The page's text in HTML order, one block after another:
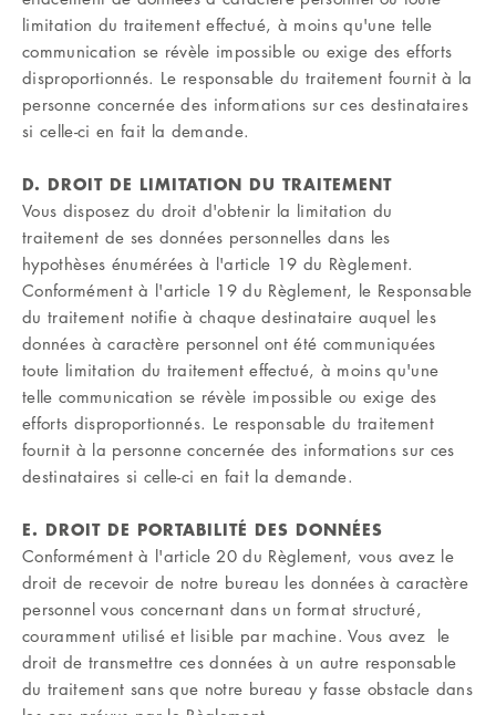
limitation du traitement effectué, à moins qu'une telle
communication se révèle impossible ou exige des efforts
disproportionnés. Le responsable du traitement fournit à la
personne concernée des informations sur ces destinataires
si celle-ci en fait la demande.
D. DROIT DE LIMITATION DU TRAITEMENT
Vous disposez du droit d'obtenir la limitation du
traitement de ses données personnelles dans les
hypothèses énumérées à l'article 19 du Règlement.
Conformément à l'article 19 du Règlement, le Responsable
du traitement notifie à chaque destinataire auquel les
données à caractère personnel ont été communiquées
toute limitation du traitement effectué, à moins qu'une
telle communication se révèle impossible ou exige des
efforts disproportionnés. Le responsable du traitement
fournit à la personne concernée des informations sur ces
destinataires si celle-ci en fait la demande.
E. DROIT DE PORTABILITÉ DES DONNÉES
Conformément à l'article 20 du Règlement, vous avez le
droit de recevoir de notre bureau les données à caractère
personnel vous concernant dans un format structuré,
couramment utilisé et lisible par machine. Vous avez le
droit de transmettre ces données à un autre responsable
du traitement sans que notre bureau y fasse obstacle dans